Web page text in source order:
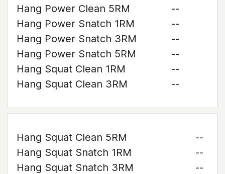
Hang Power Clean 5RM
--
Hang Power Snatch 1RM
--
Hang Power Snatch 3RM
--
Hang Power Snatch 5RM
--
Hang Squat Clean 1RM
--
Hang Squat Clean 3RM
--
Hang Squat Clean 5RM
--
Hang Squat Snatch 1RM
--
Hang Squat Snatch 3RM
--